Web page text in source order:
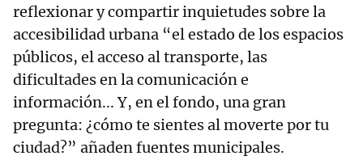
reflexionar y compartir inquietudes sobre la
accesibilidad urbana “el estado de los espacios
públicos, el acceso al transporte, las
dificultades en la comunicación e
información... Y, en el fondo, una gran
pregunta: ¿cómo te sientes al moverte por tu
ciudad?” añaden fuentes municipales.